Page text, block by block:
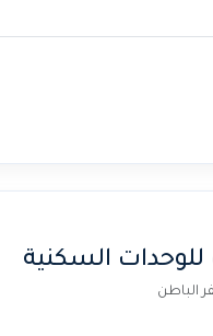
السكنية
الباطن